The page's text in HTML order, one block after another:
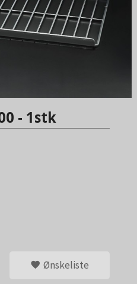
- 1stk
Ønskeliste